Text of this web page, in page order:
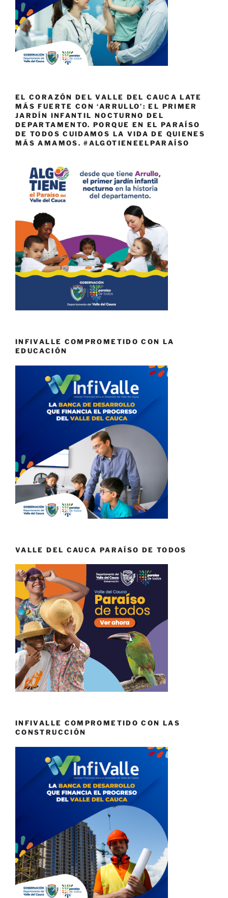
EL CORAZÓN DEL VALLE DEL CAUCA LATE
MÁS FUERTE CON ‘ARRULLO’: EL PRIMER
JARDÍN INFANTIL NOCTURNO DEL
DEPARTAMENTO. PORQUE EN EL PARAÍSO
DE TODOS CUIDAMOS LA VIDA DE QUIENES
MÁS AMAMOS. #ALGOTIENEELPARAÍSO
INFIVALLE COMPROMETIDO CON LA
EDUCACIÓN
VALLE DEL CAUCA PARAÍSO DE TODOS
INFIVALLE COMPROMETIDO CON LAS
CONSTRUCCIÓN